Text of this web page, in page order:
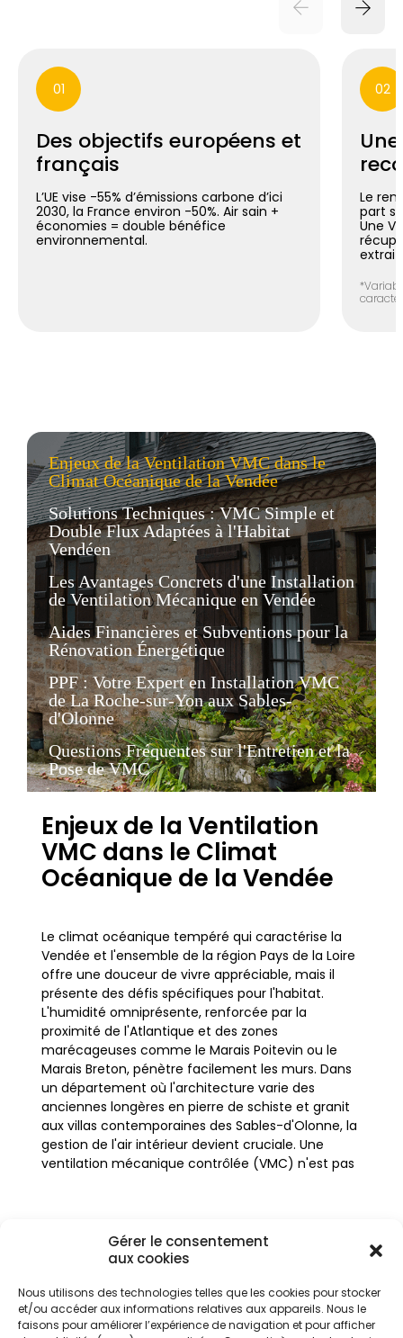
Gérer le consentement
aux cookies
Nous utilisons des technologies telles que les cookies pour stocker
et/ou accéder aux informations relatives aux appareils. Nous le
faisons pour améliorer l’expérience de navigation et pour afficher
01
Des objectifs européens et
français
L’UE vise -55% d’émissions carbone d’ici
2030, la France environ -50%. Air sain +
économies = double bénéfice
environnemental.
02
Le
part
Une
Enjeux de la Ventilation VMC dans le
Climat Océanique de la Vendée
Solutions Techniques : VMC Simple et
Double Flux Adaptées à l'Habitat
Vendéen
Les Avantages Concrets d'une Installation
de Ventilation Mécanique en Vendée
Aides Financières et Subventions pour la
Rénovation Énergétique
PPF : Votre Expert en Installation VMC
de La Roche-sur-Yon aux Sables-
d'Olonne
Questions Fréquentes sur l'Entretien et la
Pose de VMC
Enjeux de la Ventilation
VMC dans le Climat
Océanique de la Vendée
Le climat océanique tempéré qui caractérise la
Vendée et l'ensemble de la région Pays de la Loire
offre une douceur de vivre appréciable, mais il
présente des défis spécifiques pour l'habitat.
L'humidité omniprésente, renforcée par la
proximité de l'Atlantique et des zones
marécageuses comme le Marais Poitevin ou le
Marais Breton, pénètre facilement les murs. Dans
un département où l'architecture varie des
anciennes longères en pierre de schiste et granit
aux villas contemporaines des Sables-d'Olonne, la
gestion de l'air intérieur devient cruciale. Une
ventilation mécanique contrôlée (VMC) n'est pas
ces environnements humides favorise l'apparition
de condensation sur les parois froides,
Ne passez pas à côté de vos